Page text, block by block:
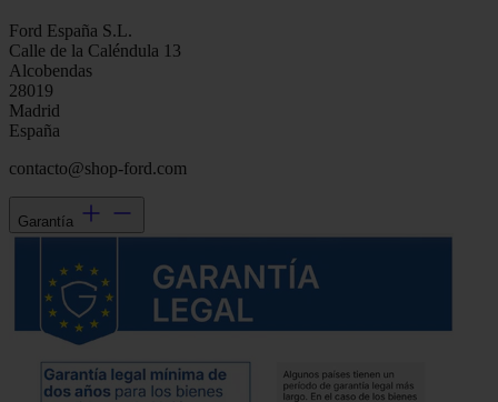
Ford España S.L.
Calle de la Caléndula 13
Alcobendas
28019
Madrid
España
contacto@shop-ford.com
Garantía